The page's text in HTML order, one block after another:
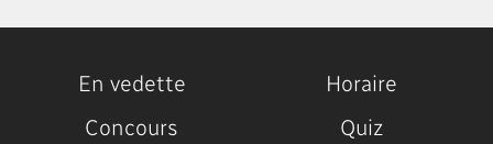
En vedette
Horaire
Concours
Quiz